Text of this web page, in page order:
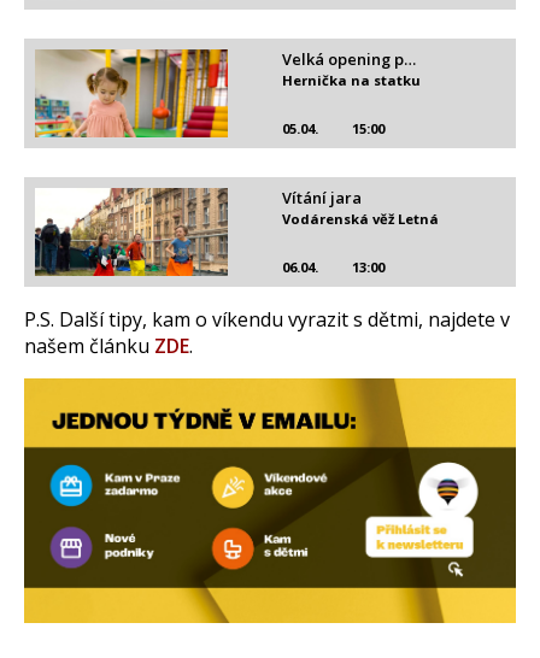
Velká opening p…
05.04. 15:00
Hernička na statku
Vítání jara
06.04. 13:00
Vodárenská věž Letná
P.S. Další tipy, kam o víkendu vyrazit s dětmi, najdete v
našem článku ZDE.